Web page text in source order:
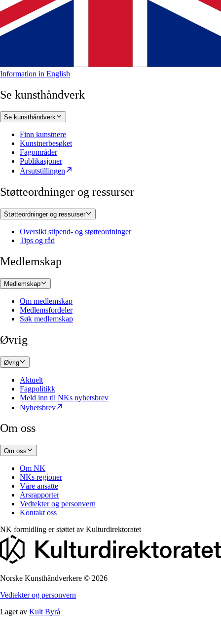
Information in English
Se kunsthåndverk
Se kunsthåndverk
Finn kunstnere
Kunstnerbesøket
Fagområder
Publikasjoner
Årsutstillingen
Støtteordninger og ressurser
Støtteordninger og ressurser
Oversikt stipend- og støtteordninger
Tips og råd
Medlemskap
Medlemskap
Om medlemskap
Medlemsfordeler
Søk medlemskap
Øvrig
Øvrig
Aktuelt
Fagpolitikk
Meld inn til NKs nyhetsbrev
Nyhetsbrev
Om oss
Om oss
Om NK
NKs regioner
Våre ansatte
Årsrapporter
Vedtekter og personvern
Kontakt oss
NK formidling er støttet av Kulturdirektoratet
Norske Kunsthåndverkere © 2026
Vedtekter og personvern
Laget av Kult Byrå